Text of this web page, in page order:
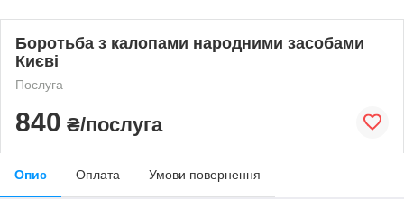
Боротьба з калопами народними засобами
Києві
Послуга
840 ₴/послуга
Опис Оплата Умови повернення